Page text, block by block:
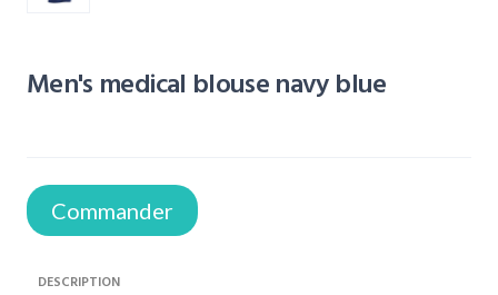
Men's medical blouse navy blue
Commander
DESCRIPTION